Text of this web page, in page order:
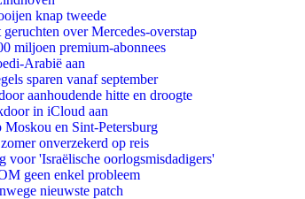
knap tweede
over Mercedes-overstap
miljoen premium-abonnees
Arabië aan
sparen vanaf september
aanhoudende hitte en droogte
in iCloud aan
en Sint-Petersburg
onverzekerd op reis
voor 'Israëlische oorlogsmisdadigers'
geen enkel probleem
nieuwste patch